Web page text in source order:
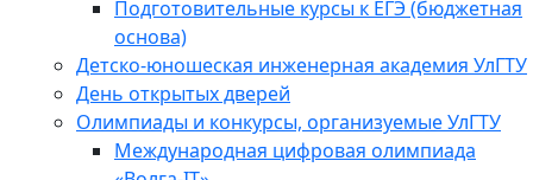
Подготовительные курсы к ЕГЭ (бюджетная
основа)
Детско-юношеская инженерная академия УлГТУ
День открытых дверей
Олимпиады и конкурсы, организуемые УлГТУ
Международная цифровая олимпиада